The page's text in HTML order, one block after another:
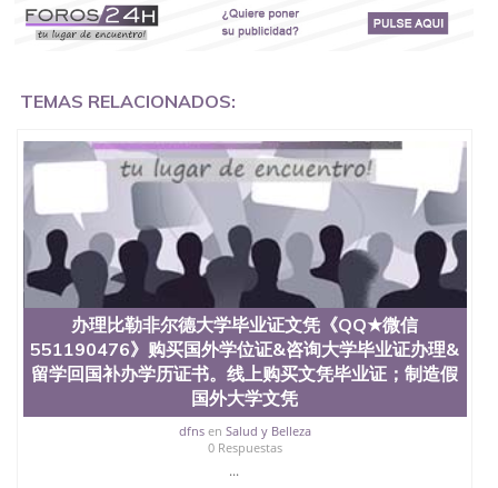
了,成绩不理想毕不了业怎么办551190476找工作没有
文凭怎么办,怎么办理本科/研究生文凭551190476如
毕业证怎么办理551190476国外大学文凭可以打工作
以制作美国毕业证551190476哪里可以办理澳洲毕业
证551190476留学生在哪里可以买假毕业证
551190476哪里可以办理加拿大毕业证551190476申
请学校办理假的毕业证成绩单可以吗551190476哪里
可以办理水印成绩单551190476哪里可以修改成绩单
GPA分数551190476假毕业证能查出来吗551190476
假文凭网上能查到吗551190476 如何拿到国外毕业证
QQ微信551190476办假大学毕业证QQ微信551190476
国外毕业证去哪认证QQ微信551190476找毕业证封皮
QQ微信551190476国外毕业证外壳定制QQ微信
551190476快速代办国外毕业证QQ微信551190476快
速拿到国外文凭QQ微信551190476国外留学文凭认证
QQ微信551190476国外文凭回国认证QQ微信
551190476泰国文凭办理QQ微信551190476法国留学
回国证明QQ微信551190476 国外烫金照片QQ微信
551190476外国文凭在中国有用吗QQ微信551190476
德国留学回国证明QQ微信551190476爱尔兰留学回国
TEMAS RELACIONADOS:
办理比勒非尔德大学毕业证文凭《QQ★微信
551190476》购买国外学位证&咨询大学毕业证办理&
留学回国补办学历证书。线上购买文凭毕业证；制造假
国外大学文凭
dfnsen Salud y Belleza
0 Respuestas
...